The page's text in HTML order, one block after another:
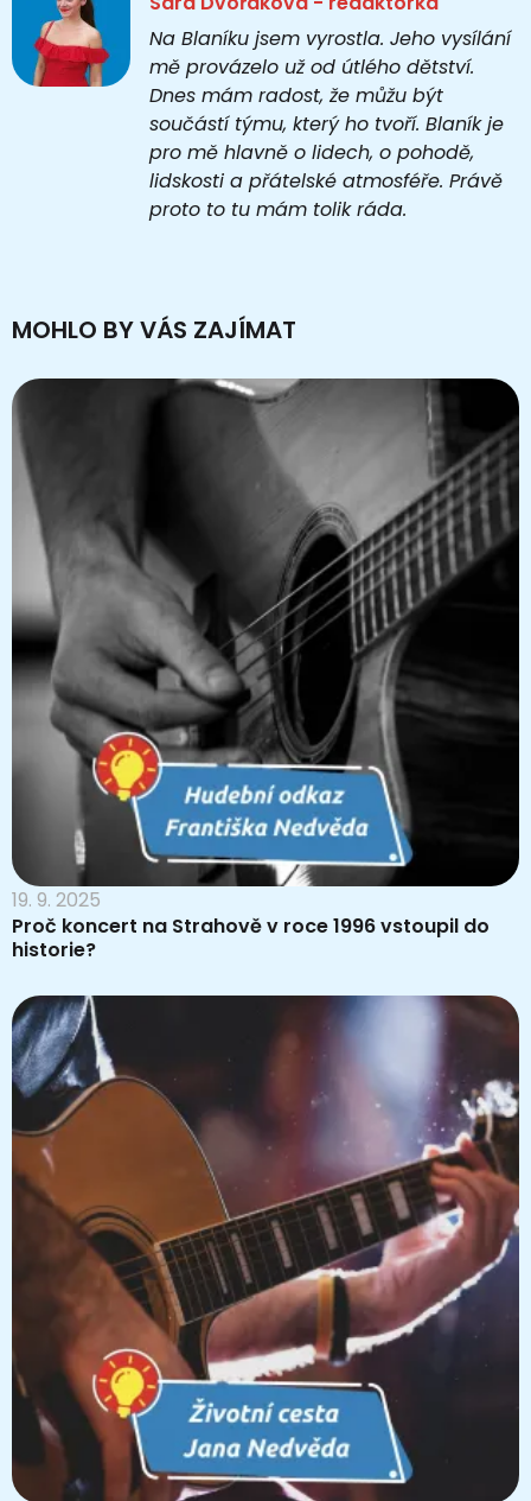
Na Blaníku jsem vyrostla. Jeho vysílání
mě provázelo už od útlého dětství.
Dnes mám radost, že můžu být
součástí týmu, který ho tvoří. Blaník je
pro mě hlavně o lidech, o pohodě,
lidskosti a přátelské atmosféře. Právě
proto to tu mám tolik ráda.
MOHLO BY VÁS ZAJÍMAT
19. 9. 2025
Proč koncert na Strahově v roce 1996 vstoupil do
historie?